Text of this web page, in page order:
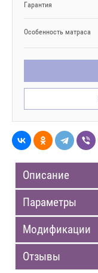
Гарантия
Особенность матраса
Описание
Параметры
Модификации
Отзывы